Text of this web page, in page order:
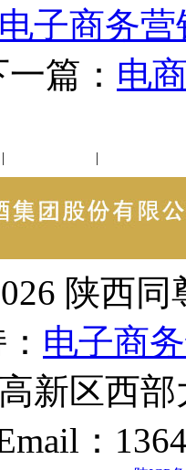
子商务
： 电
|
陕西
电子商
新区西
：